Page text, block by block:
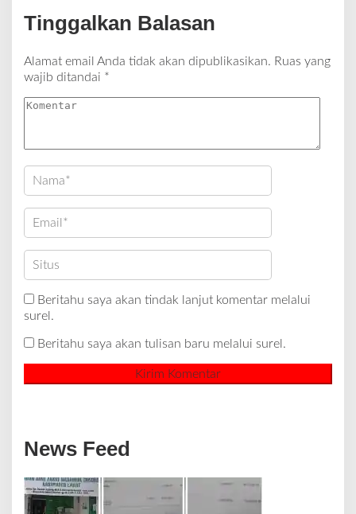
Tinggalkan Balasan
Alamat email Anda tidak akan dipublikasikan. Ruas yang
wajib ditandai *
Beritahu saya akan tindak lanjut komentar melalui
surel.
Beritahu saya akan tulisan baru melalui surel.
News Feed